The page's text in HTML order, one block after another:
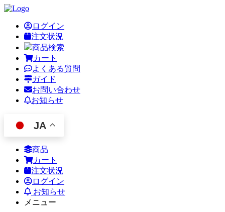
ログイン
注文状況
商品検索
カート
よくある質問
ガイド
お問い合わせ
お知らせ
JA
商品
カート
注文状況
ログイン
お知らせ
メニュー